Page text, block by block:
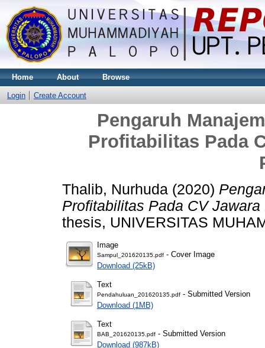
Home About Browse
Login Create Account
Pengaruh
Profitabilitas Pada
Thalib, Nurhuda (2020)
Profitabilitas Pada CV
thesis, UNIVERSITAS
Image
Sampul_201620135.pdf - Cover Image
Download (25kB)
Text
Pendahuluan_201620135.pdf - Submitted Version
Download (1MB)
Text
BAB_201620135.pdf - Submitted Version
Download (987kB)